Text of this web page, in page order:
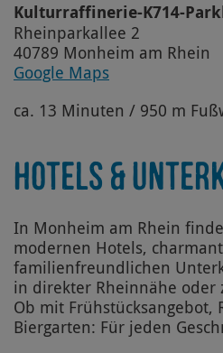
Kulturraffinerie-K714-
Rheinparkallee 2
40789 Monheim am Rhein
Google Maps
ca. 13 Minuten / 950 m
HOTELS &
In Monheim am Rhein
modernen Hotels,
familienfreundlichen
in direkter Rheinnähe oder
Ob mit Frühstücksangebot,
Biergarten: Für jeden